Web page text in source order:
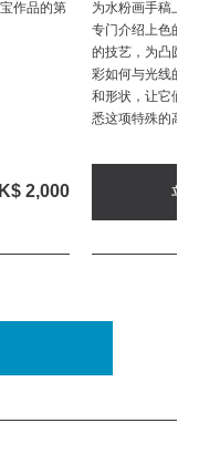
作品的第
2,000
为水粉画手稿上
专门介绍上色的
的技艺，为凸圆
彩如何与光线的
和形状，让它们
悉这项特殊的高
立即